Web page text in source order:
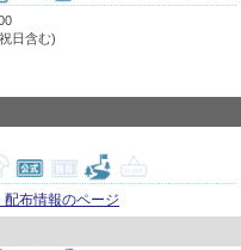
日含む)
配布情報のページ